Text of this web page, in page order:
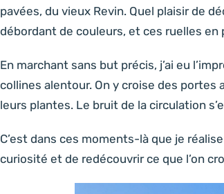
pavées, du vieux Revin. Quel plaisir de
débordant de couleurs, et ces ruelles
En marchant sans but précis, j’ai eu
collines alentour. On y croise des
leurs plantes. Le bruit de la circulation
C’est dans ces moments-là que je
curiosité et de redécouvrir ce que l’on